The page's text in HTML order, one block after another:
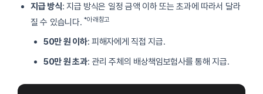
지급 방식: 지급 방식은 일정 금액 이하 또는 초과에 따라서 달라
질 수 있습니다. *아래참고
50만 원 이하: 피해자에게 직접 지급.
50만 원 초과: 관리 주체의 배상책임보험사를 통해 지급.